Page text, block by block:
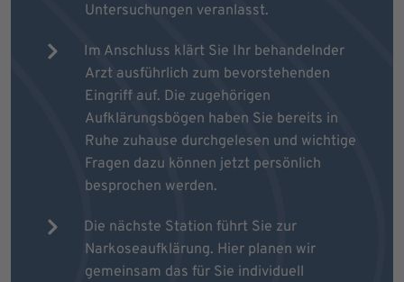
Untersuchungen veranlasst.
Im Anschluss klärt Sie Ihr behandelnder
Arzt ausführlich zum bevorstehenden
Eingriff auf. Die zugehörigen
Aufklärungsbögen haben Sie bereits in
Ruhe zuhause durchgelesen und wichtige
Fragen dazu können jetzt persönlich
besprochen werden.
Die nächste Station führt Sie zur
Narkoseaufklärung. Hier planen wir
gemeinsam das für Sie individuell